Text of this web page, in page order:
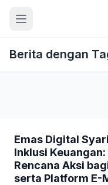
Berita dengan
Emas Digital
Inklusi
Rencana Aksi
serta Platform E-